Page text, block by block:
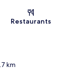
Restaurants
km